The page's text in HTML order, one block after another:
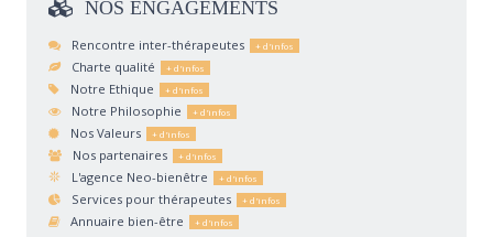
NOS ENGAGEMENTS
Rencontre inter-thérapeutes
Charte qualité
Notre Ethique
Notre Philosophie
Nos Valeurs
Nos partenaires
L'agence Neo-bienêtre
Services pour thérapeutes
Annuaire bien-être